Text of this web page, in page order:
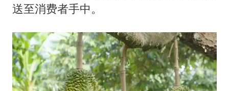
送至消费者手中。